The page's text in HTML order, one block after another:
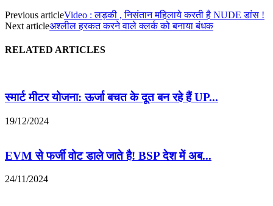
Previous articleVideo : लड़की , निसंतान महिलाये करती है NUDE डांस !
Next articleअश्लील हरकत करने वाले क्लर्क को बनाया बंधक
RELATED ARTICLES
स्मार्ट मीटर योजना: ऊर्जा बचत के दूत बन रहे हैं UP...
19/12/2024
EVM से फर्जी वोट डाले जाते है! BSP देश में अब...
24/11/2024